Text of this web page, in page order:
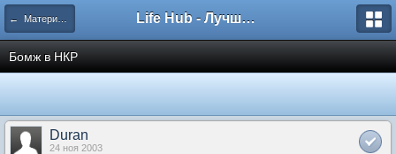
← Материал для FAQ по Fallout 2 Life Hub - Лучшие компьютерные игры мира
Бомж в НКР
Duran
24 ноя 2003